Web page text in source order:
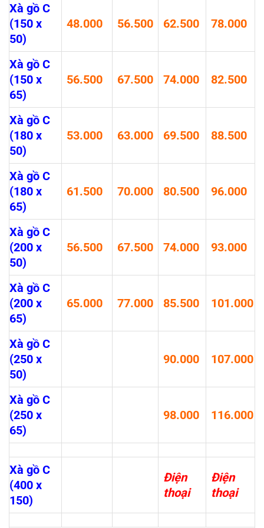
Xà gồ C
(150 x
50)
48.000 56.500 62.500 78.000
Xà gồ C
(150 x
65)
56.500 67.500 74.000 82.500
Xà gồ C
(180 x
50)
53.000 63.000 69.500 88.500
Xà gồ C
(180 x
65)
61.500 70.000 80.500 96.000
Xà gồ C
(200 x
50)
56.500 67.500 74.000 93.000
Xà gồ C
(200 x
65)
65.000 77.000 85.500 101.000
Xà gồ C
(250 x
50)
90.000 107.000
Xà gồ C
(250 x
65)
98.000 116.000
Xà gồ C
(400 x
150)
Điện
thoại
Điện
thoại